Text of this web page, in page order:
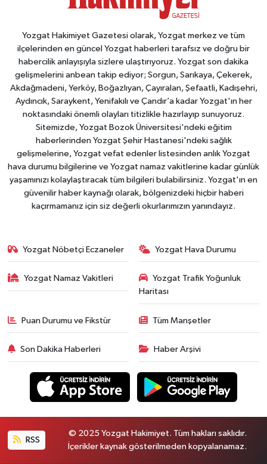
Yozgat Hakimiyet Gazetesi olarak, Yozgat merkez ve tüm
ilçelerinden en güncel Yozgat haberleri tarafsız ve doğru bir
habercilik anlayışıyla sizlere ulaştırıyoruz. Yozgat son dakika
gelişmelerini anbean takip ediyor; Sorgun, Sarıkaya, Çekerek,
Akdağmadeni, Yerköy, Boğazlıyan, Çayıralan, Şefaatli, Kadışehri,
Aydıncık, Saraykent, Yenifakılı ve Çandır’a kadar Yozgat'ın her
noktasındaki önemli olayları titizlikle hazırlayıp sunuyoruz.
Sitemizde, Yozgat Bozok Üniversitesi'ndeki eğitim
haberlerinden Yozgat Şehir Hastanesi'ndeki sağlık
gelişmelerine, Yozgat vefat edenler listesinden anlık Yozgat
hava durumu bilgilerine ve Yozgat namaz vakitlerine kadar günlük
yaşamınızı kolaylaştıracak tüm bilgileri bulabilirsiniz. Yozgat'ın en
güvenilir haber kaynağı olarak, bölgenizdeki hiçbir haberi
kaçırmamanız için siz değerli okurlarımızın yanındayız.
Yozgat Nöbetçi Eczaneler Yozgat Hava Durumu
Yozgat Namaz Vakitleri
Yozgat Trafik Yoğunluk
Haritası
Puan Durumu ve Fikstür Tüm Manşetler
Son Dakika Haberleri Haber Arşivi
RSS
© 2025 Yozgat Hakimiyet. Tüm hakları saklıdır.
İçerikler kaynak gösterilmeden kopyalanamaz.